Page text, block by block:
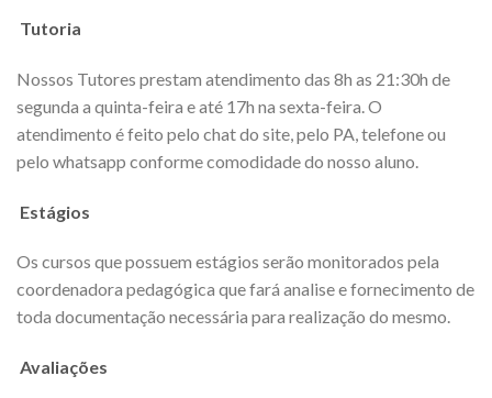
Tutoria
Nossos Tutores prestam atendimento das 8h as 21:30h de
segunda a quinta-feira e até 17h na sexta-feira. O
atendimento é feito pelo chat do site, pelo PA, telefone ou
pelo whatsapp conforme comodidade do nosso aluno.
Estágios
Os cursos que possuem estágios serão monitorados pela
coordenadora pedagógica que fará analise e fornecimento de
toda documentação necessária para realização do mesmo.
Avaliações